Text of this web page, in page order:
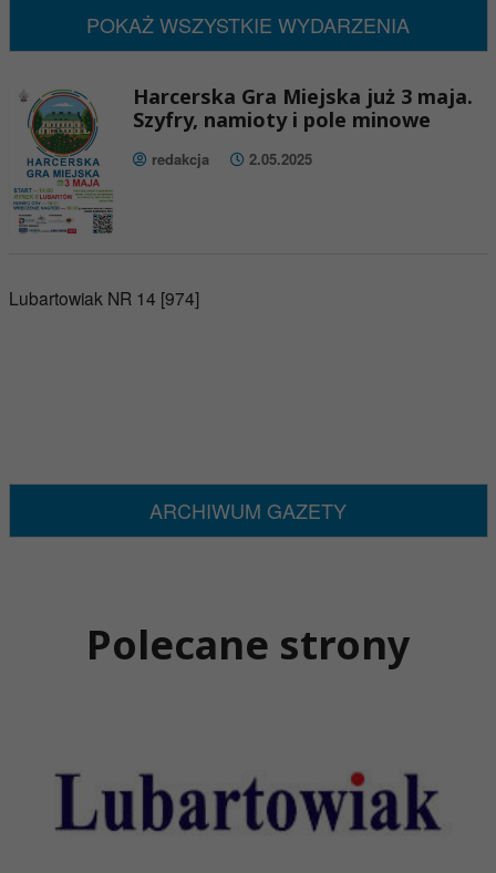
POKAŻ WSZYSTKIE WYDARZENIA
Harcerska Gra Miejska już 3 maja.
Szyfry, namioty i pole minowe
redakcja 2.05.2025
Lubartowiak NR 14 [974]
ARCHIWUM GAZETY
Polecane strony